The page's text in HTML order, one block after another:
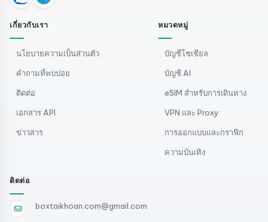
เกี่ยวกับเรา
นโยบายความเป็นส่วนตัว
คำถามที่พบบ่อย
ติดต่อ
เอกสาร API
ข่าวสาร
หมวดหมู่
บัญชีโซเชียล
บัญชี AI
eSIM สำหรับการเดินทาง
VPN และ Proxy
การออกแบบและกราฟิก
ความบันเทิง
ติดต่อ
boxtaikhoan.com@gmail.com